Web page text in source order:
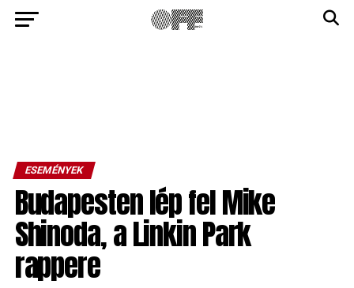
ESEMÉNYEK
Budapesten lép fel Mike
Shinoda, a Linkin Park
rappere